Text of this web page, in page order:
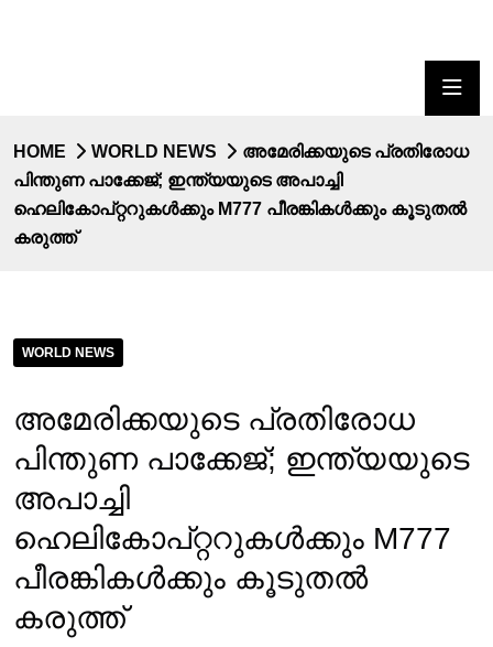
HOME WORLD NEWS
അമേരിക്കയുടെ പ്രതിരോധ
പിന്തുണ പാക്കേജ്; ഇന്ത്യയുടെ അപാച്ചി
ഹെലികോപ്റ്ററുകൾക്കും M777 പീരങ്കികൾക്കും കൂടുതൽ
കരുത്ത്
WORLD NEWS
അമേരിക്കയുടെ പ്രതിരോധ
പിന്തുണ പാക്കേജ്; ഇന്ത്യയുടെ
അപാച്ചി
ഹെലികോപ്റ്ററുകൾക്കും M777
പീരങ്കികൾക്കും കൂടുതൽ
കരുത്ത്